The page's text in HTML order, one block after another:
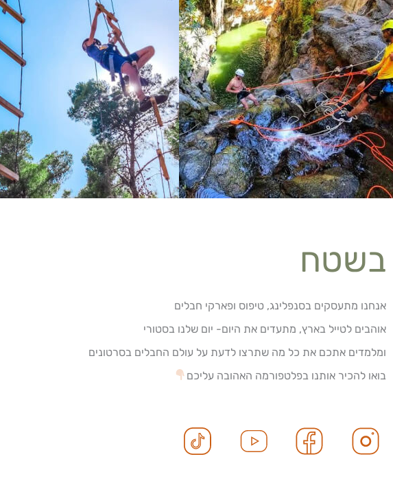
בשטח
אנחנו מתעסקים בסנפלינג, טיפוס ופארקי חבלים
אוהבים לטייל בארץ, מתעדים את היום- יום שלנו בסטורי
ומלמדים אתכם את כל מה שתרצו לדעת על עולם החבלים בסרטונים
בואו להכיר אותנו בפלטפורמה האהובה עליכם